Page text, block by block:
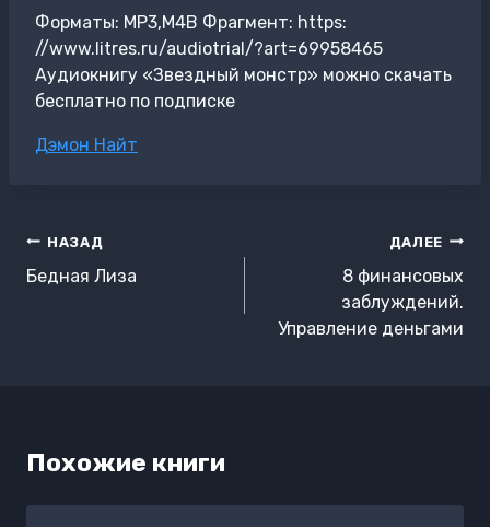
Форматы: MP3,M4B Фрагмент: https:
//www.litres.ru/audiotrial/?art=69958465
Аудиокнигу «Звездный монстр» можно скачать
бесплатно по подписке
Метки
Дэмон Найт
Навигация
по
НАЗАД
Бедная Лиза
ДАЛЕЕ
8 финансовых
заблуждений.
Управление деньгами
Похожие книги